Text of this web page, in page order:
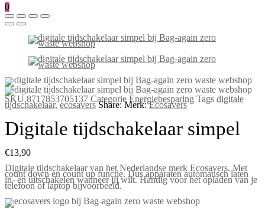
0
SKU 8717853705137 Categorie Energiebesparing Tags digitale
tijdschakelaar,ecosavers Share: Merk:Ecosavers
Digitale tijdschakelaar simpel
€13,90
Digitale tijdschakelaar van het Nederlandse merk Ecosavers. Met
count down en count up functie. Dus apparaten automatisch laten
in- en uitschakelen wanneer jij wilt. Handig voor het opladen van je
telefoon of laptop bijvoorbeeld.